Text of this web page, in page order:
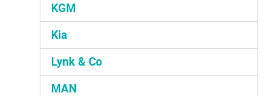
KGM
Kia
Lynk & Co
MAN